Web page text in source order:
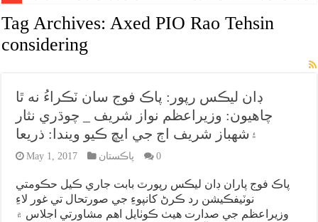
Tag Archives:Axed PIO Rao Tehsin
considering
ڊان ليڪس رپور: پاڪ فوج سان ٽڪراءُ نه ٿا
چاهيون: وزيراعظم نواز شريف _ چوڌري نثار
۽شهباز شريف اڄ جي ايڇ ڪيو ويندا: ذريعا
May 1, 2017 پاڪستان 0
پاڪ فوج پاران ڊان ليڪس رپورٽ بابت جاري ڪيل حڪومتي
نوٽيفڪيشن رد ڪرڻ کانپوءِ جي صورتحال تي غور لاءِ
وزيراعظم جي صدارت هيٺ ڪوٺايل اهم مشاورتي اجلاس ۾